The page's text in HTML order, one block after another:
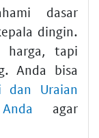
dasar
dingin.
harga, tapi
Anda bisa
dan Uraian
agar